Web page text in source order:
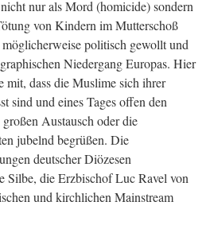
nur als Mord (homicide) sondern
von Kindern im Mutterschoß
politisch gewollt und
Niedergang Europas. Hier
mit, dass die Muslime sich ihrer
sind und eines Tages offen den
Austausch oder die
jubelnd begrüßen. Die
deutscher Diözesen
Silbe, die Erzbischof Luc Ravel von
und kirchlichen Mainstream